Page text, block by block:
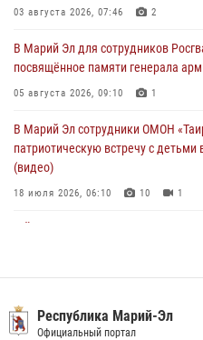
Марий Эл прошла акция «Каникулы
Сотрудники Центра лицензионно-
Управления Росгвардии по
04 августа 2026, 06:46
03 августа 2026, 07:46 2
В Марий Эл для сотрудников
посвящённое памяти генерала
05 августа 2026, 09:10 1
В Марий Эл сотрудники ОМОН
патриотическую встречу с
(видео)
18 июля 2026, 06:10 10 1
В Марий Эл сотрудники
донорской акции (видео)
Республика Марий-Эл
Официальный портал